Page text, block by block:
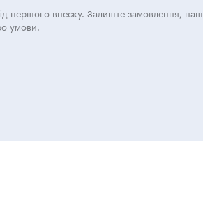
першого внеску. Залиште замовлення, наш
умови.